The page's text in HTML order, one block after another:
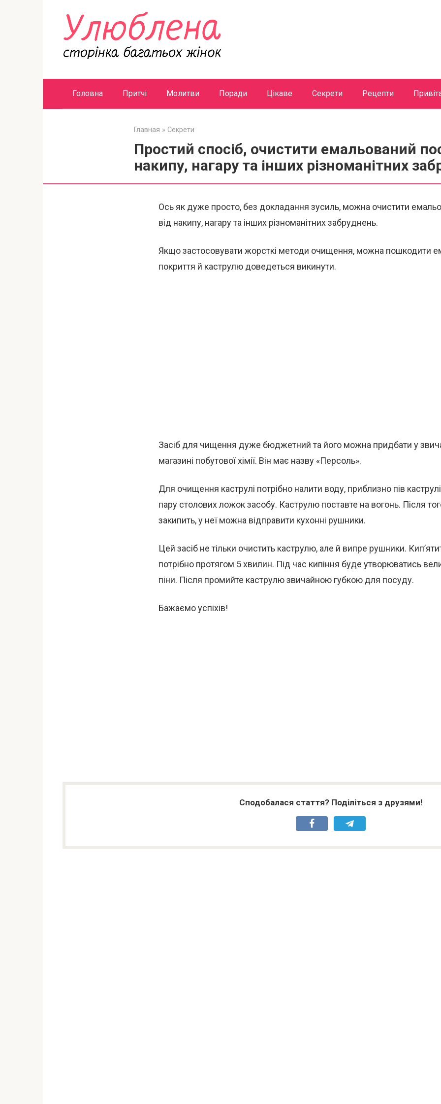
Головна Притчі Молитви Поради Цікаве Секрети Рецепти
Главная » Секрети
Простий спосіб, очистити емальований
накипу, нагару та інших різноманітних
Ось як дуже просто, без докладання зусиль, можна очистити
від накипу, нагару та інших різноманітних забруднень.
Якщо застосовувати жорсткі методи очищення, можна пошкодити
покриття й каструлю доведеться викинути.
Засіб для чищення дуже бюджетний та його можна придбати у
магазині побутової хімії. Він має назву «Персоль».
Для очищення каструлі потрібно налити воду, приблизно пів
пару столових ложок засобу. Каструлю поставте на вогонь. Після
закипить, у неї можна відправити кухонні рушники.
Цей засіб не тільки очистить каструлю, але й випре рушники.
потрібно протягом 5 хвилин. Під час кипіння буде утворюватись
піни. Після промийте каструлю звичайною губкою для посуду.
Бажаємо успіхів!
Сподобалася стаття? Поділіться з друзями!